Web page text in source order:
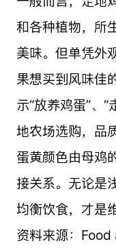
和各种植物，所
美味。但单凭外
果想买到风味佳
示“放养鸡蛋”、
地农场选购，品
蛋黄颜色由母鸡
接关系。无论是
均衡饮食，才是
资料来源：